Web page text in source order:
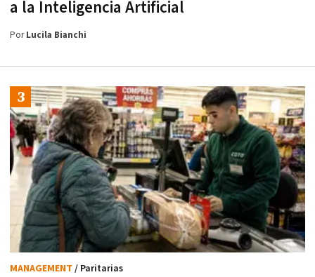
a la Inteligencia Artificial
PorLucila Bianchi
MANAGEMENT / Paritarias